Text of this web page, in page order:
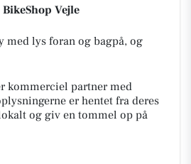
Vejle
med lys foran og bagpå, og
kommerciel partner med
er hentet fra deres
og giv en tommel op på